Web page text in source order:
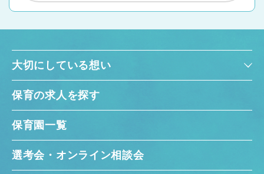
大切にしている想い
保育の求人を探す
保育園一覧
選考会・オンライン相談会